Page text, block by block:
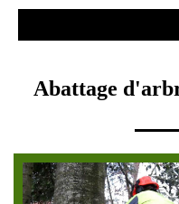
Abattage